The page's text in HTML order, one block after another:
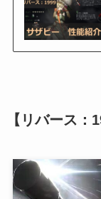
【リバース